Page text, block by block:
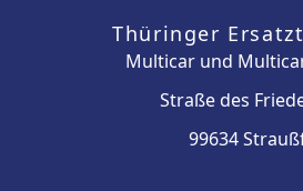
Thüringer
Multicar und
Straße des
99634